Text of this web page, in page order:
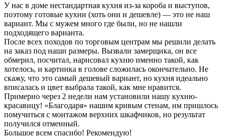
У нас в доме нестандартная кухня из-за короба и выступов,
поэтому готовые кухни (хоть они и дешевле) — это не наш
вариант. Мы с мужем много где были, но не нашли
подходящего варианта.
После всех походов по торговым центрам мы решили делать
на заказ под наши размеры. Вызвали замерщика, он все
обмерил, посчитал, нарисовал кухню именно такой, как
хотелось, и картинка в голове сложилась окончательно. Не
скажу, что это самый дешевый вариант, но кухня идеально
вписалась и цвет выбрала такой, как мне нравится.
Примерно через 2 недели нам установили нашу кухню-
красавицу! «Благодаря» нашим кривым стенам, им пришлось
помучиться с монтажом верхних шкафчиков, но результат
получился отменный.
Большое всем спасибо! Рекомендую!